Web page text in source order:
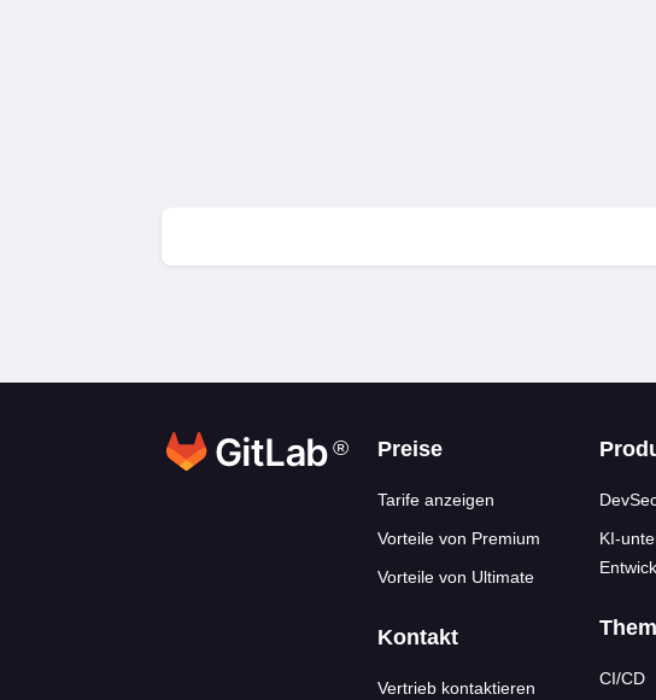
® Footer-Links
Preise
Tarife anzeigen
Vorteile von Premium
Vorteile von Ultimate
Kontakt
Vertrieb kontaktieren
KI-
CI/CD